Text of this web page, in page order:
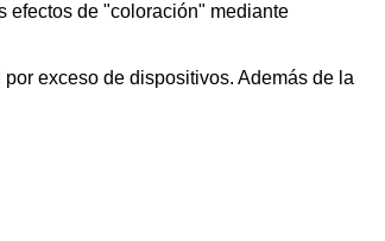
efectos de "coloración" mediante
exceso de dispositivos. Además de la